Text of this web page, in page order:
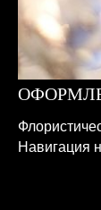
Навигация